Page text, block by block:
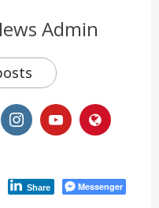
Admin
Share Messenger